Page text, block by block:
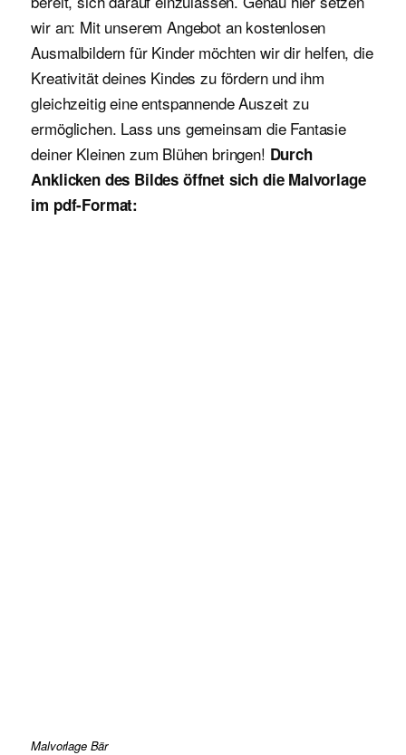
wir an: Mit unserem Angebot an kostenlosen
Ausmalbildern für Kinder möchten wir dir helfen, die
Kreativität deines Kindes zu fördern und ihm
gleichzeitig eine entspannende Auszeit zu
ermöglichen. Lass uns gemeinsam die Fantasie
deiner Kleinen zum Blühen bringen! Durch
Anklicken des Bildes öffnet sich die Malvorlage
im pdf-Format:
Malvorlage Bär